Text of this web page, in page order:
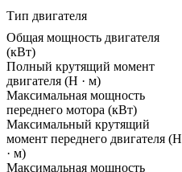
Тип двигателя
Общая мощность двигателя
(кВт)
Полный крутящий момент
двигателя (Н · м)
Максимальная мощность
переднего мотора (кВт)
Максимальный крутящий
момент переднего двигателя (Н
· м)
Максимальная мощность